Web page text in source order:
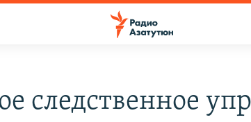
следственное